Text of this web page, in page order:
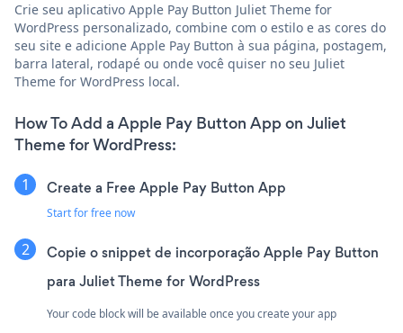
Crie seu aplicativo Apple Pay Button Juliet Theme for
WordPress personalizado, combine com o estilo e as cores do
seu site e adicione Apple Pay Button à sua página, postagem,
barra lateral, rodapé ou onde você quiser no seu Juliet
Theme for WordPress local.
How To Add a Apple Pay Button App on Juliet
Theme for WordPress:
Create a Free Apple Pay Button App
Start for free now
Copie o snippet de incorporação Apple Pay Button
para Juliet Theme for WordPress
Your code block will be available once you create your app